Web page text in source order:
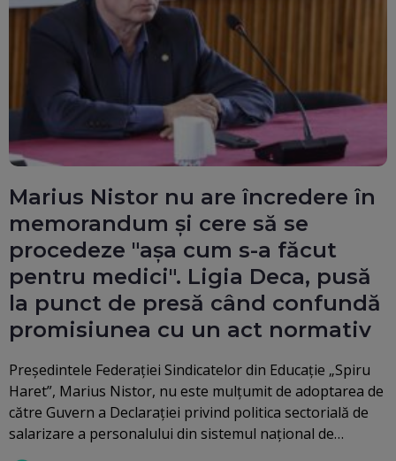
Marius Nistor nu are încredere în
memorandum și cere să se
procedeze "așa cum s-a făcut
pentru medici". Ligia Deca, pusă
la punct de presă când confundă
promisiunea cu un act normativ
Preşedintele Federaţiei Sindicatelor din Educaţie „Spiru
Haret”, Marius Nistor, nu este mulțumit de adoptarea de
către Guvern a Declaraţiei privind politica sectorială de
salarizare a personalului din sistemul naţional de…